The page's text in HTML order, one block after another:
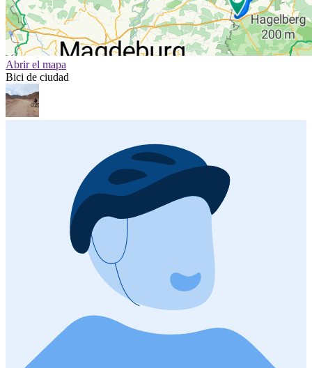
Abrir el mapa
Bici de ciudad